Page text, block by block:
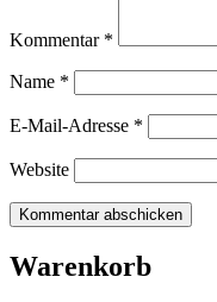
Kommentar *
Name *
E-Mail-Adresse *
Website
Warenkorb